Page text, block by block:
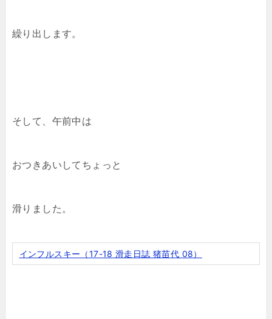
繰り出します。
そして、午前中は
おつきあいしてちょっと
滑りました。
インフルスキー（17-18 滑走日誌 猪苗代 08）